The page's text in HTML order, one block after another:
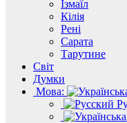
Ізмаїл
Кілія
Рені
Сарата
Тарутине
Світ
Думки
Мова: